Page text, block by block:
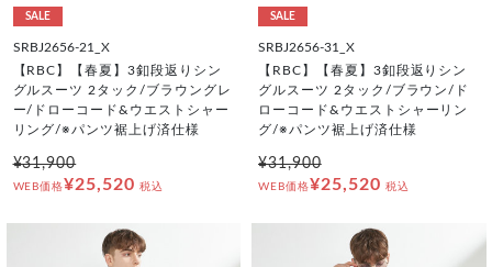
SALE
SRBJ2656-21_X
【RBC】【春夏】3釦段返りシン
グルスーツ 2タック/ブラウングレ
ー/ドローコード&ウエストシャー
リング/※パンツ裾上げ済仕様
¥31,900
WEB価格¥25,520 税込
SALE
SRBJ2656-31_X
【RBC】【春夏】3釦段返りシン
グルスーツ 2タック/ブラウン/ド
ローコード&ウエストシャーリン
グ/※パンツ裾上げ済仕様
¥31,900
WEB価格¥25,520 税込